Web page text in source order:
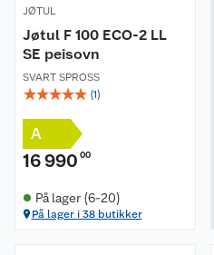
JØTUL
Jøtul F 100 ECO-2 LL
SE peisovn
SVART SPROSS
☆☆☆☆☆ (1)
A
16 990 00
På lager (6-20)
På lager i 38 butikker